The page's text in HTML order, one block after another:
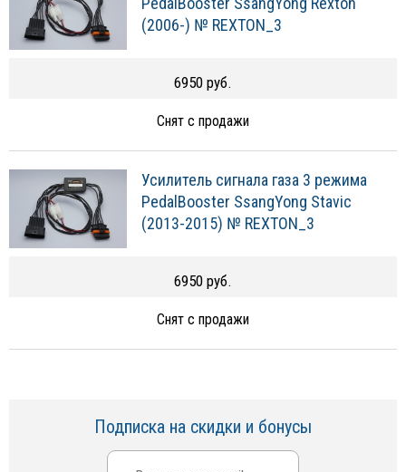
(2006-) № REXTON_3
6950 руб.
Снят с продажи
Усилитель сигнала газа 3 режима
PedalBooster SsangYong Stavic
(2013-2015) № REXTON_3
6950 руб.
Снят с продажи
Подписка на скидки и бонусы